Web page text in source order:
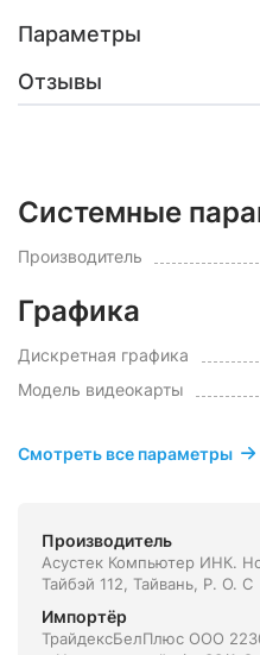
Параметры
Отзывы
Системные
Производитель
Графика
Дискретная графика
Модель видеокарты
Смотреть все параметры
Производитель
Асустек Компьютер ИНК.
Тайбэй 112, Тайвань, Р. О. С
Импортёр
ТрайдексБелПлюс ООО